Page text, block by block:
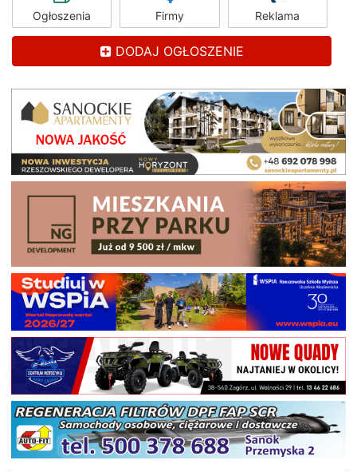
Ogłoszenia Firmy Reklama
DODAJ OGŁOSZENIE